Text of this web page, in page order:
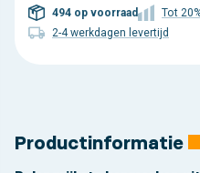
494 op voorraad
Tot
2-4 werkdagen levertijd
Productinformatie